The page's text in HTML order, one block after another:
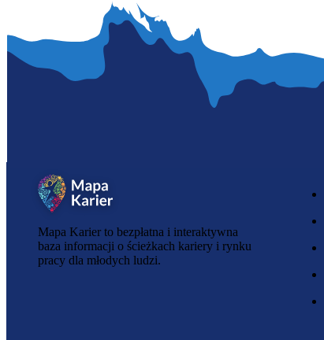
Mapa Karier to bezpłatna i interaktywna
baza informacji o ścieżkach kariery i rynku
pracy dla młodych ludzi.